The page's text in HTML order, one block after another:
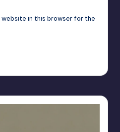
website in this browser for the